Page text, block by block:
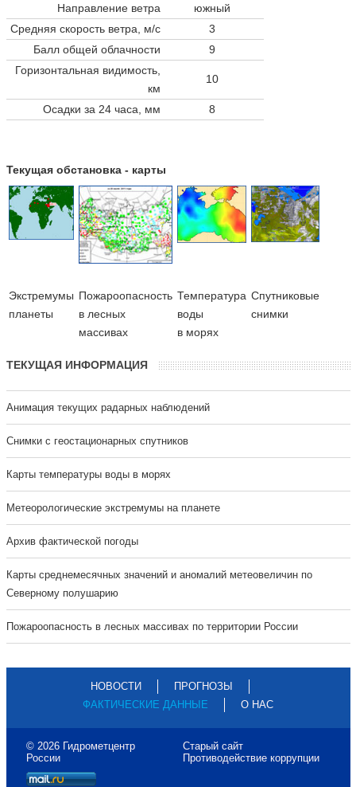
Направление ветра
южный
Средняя скорость ветра, м/с
3
Балл общей облачности
9
Горизонтальная видимость,
км
10
Осадки за 24 часа, мм 8
Текущая обстановка - карты
Экстремумы
планеты
Пожароопасность
в лесных
массивах
Температура
воды
в морях
Cпутниковые
снимки
ТЕКУЩАЯ ИНФОРМАЦИЯ
Анимация текущих радарных наблюдений
Cнимки с геостационарных спутников
Карты температуры воды в морях
Метеорологические экстремумы на планете
Архив фактической погоды
Карты среднемесячных значений и аномалий метеовеличин по
Северному полушарию
Пожароопасность в лесных массивах по территории России
НОВОСТИ
ПРОГНОЗЫ
ФАКТИЧЕСКИЕ ДАННЫЕ
О НАС
© 2026 Гидрометцентр
России
Старый сайт
Противодействие коррупции